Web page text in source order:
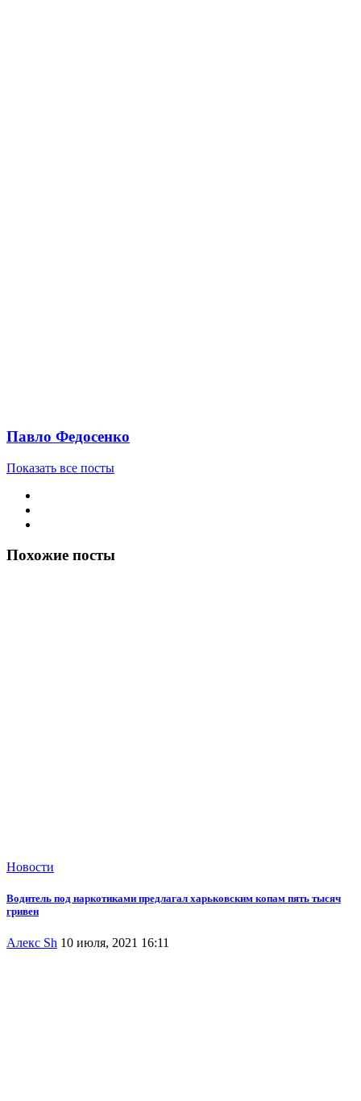
Павло Федосенко
Показать все посты
Похожие посты
Новости
Водитель под наркотиками предлагал харьковским копам пять тысяч
гривен
Алекс Sh 10 июля, 2021 16:11